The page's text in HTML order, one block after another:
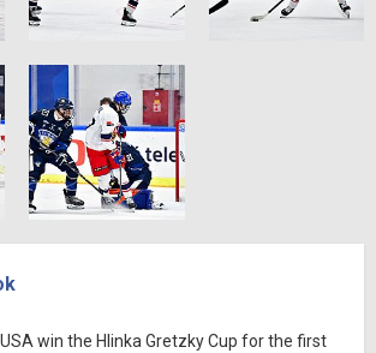
win the Hlinka Gretzky Cup for the first